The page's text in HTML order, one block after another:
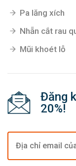
Pa lăng xích
Nhẵn cắt rau
Mũi khoét lỗ
Đăng
20%!